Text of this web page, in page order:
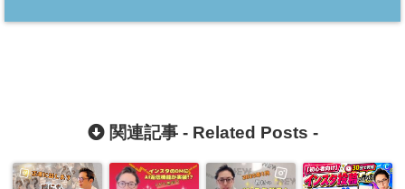
関連記事 - Related Posts -